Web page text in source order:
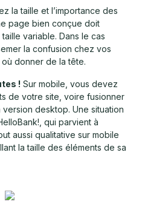
la taille et l’importance des
page bien conçue doit
variable. Dans le cas
la confusion chez vos
donner de la tête.
! Sur mobile, vous devez
de votre site, voire fusionner
desktop. Une situation
qui parvient à
aussi qualitative sur mobile
la taille des éléments de sa